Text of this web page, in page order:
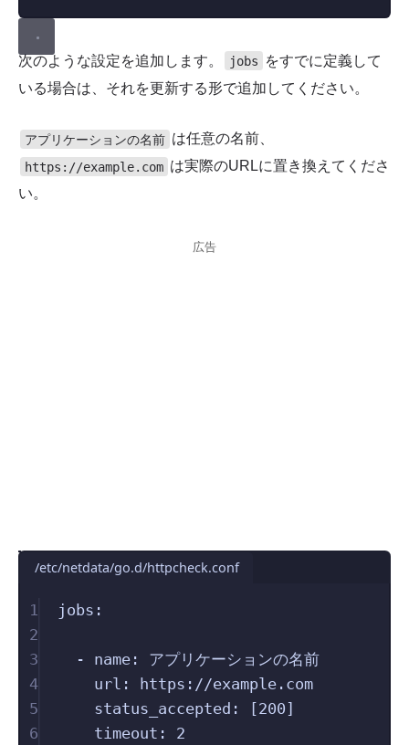
次のような設定を追加します。 jobs
をすでに定義して
いる場合は、それを更新する形で追加してください。
アプリケーションの名前 は任意の名前、
https://example.com は実際のURLに置き換えてくださ
い。
広告
/etc/netdata/go.d/httpcheck.conf
1 jobs :
2
3
- name :
アプリケーションの名前
4
url :
https://example.com
5
status_accepted : [200]
6
timeout : 2